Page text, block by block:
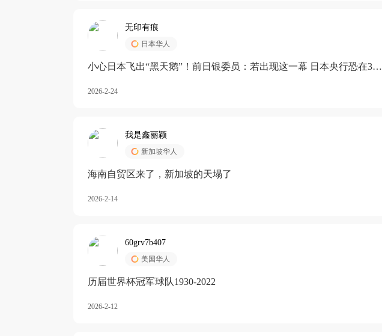
无印有痕
日本华人
小心日本飞出“黑天鹅”！前日银委员：若出现这一幕 日本央行恐在3月
2026-2-24
我是鑫丽颖
新加坡华人
海南自贸区来了，新加坡的天塌了
2026-2-14
60grv7b407
美国华人
历届世界杯冠军球队1930-2022
2026-2-12